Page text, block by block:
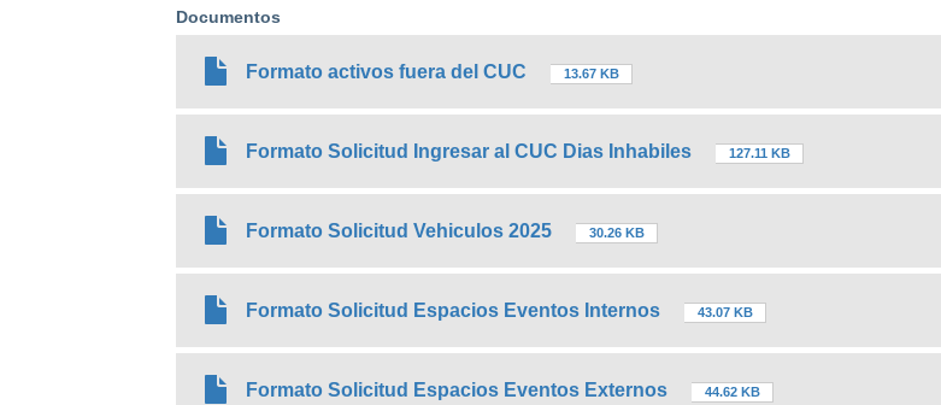
Documentos
Formato activos fuera del CUC 13.67 KB
Formato Solicitud Ingresar al CUC Dias Inhabiles 127.11 KB
Formato Solicitud Vehiculos 2025 30.26 KB
Formato Solicitud Espacios Eventos Internos 43.07 KB
Formato Solicitud Espacios Eventos Externos 44.62 KB